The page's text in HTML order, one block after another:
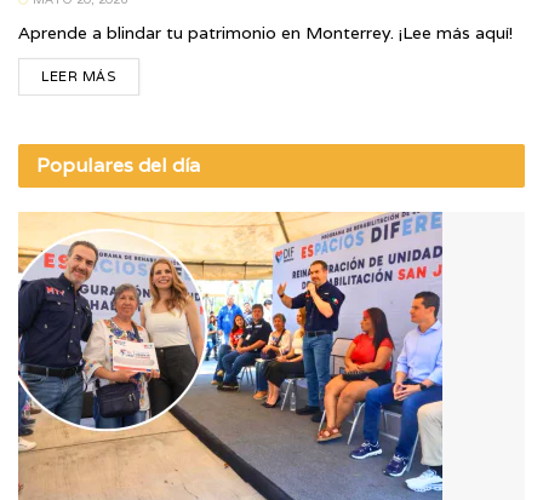
Aprende a blindar tu patrimonio en Monterrey. ¡Lee más aquí!
LEER MÁS
Populares del día